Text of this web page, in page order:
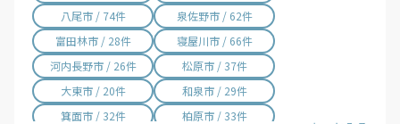
八尾市 / 74件
泉佐野市 / 62件
富田林市 / 28件
寝屋川市 / 66件
河内長野市 / 26件
松原市 / 37件
大東市 / 20件
和泉市 / 29件
箕面市 / 32件
柏原市 / 33件